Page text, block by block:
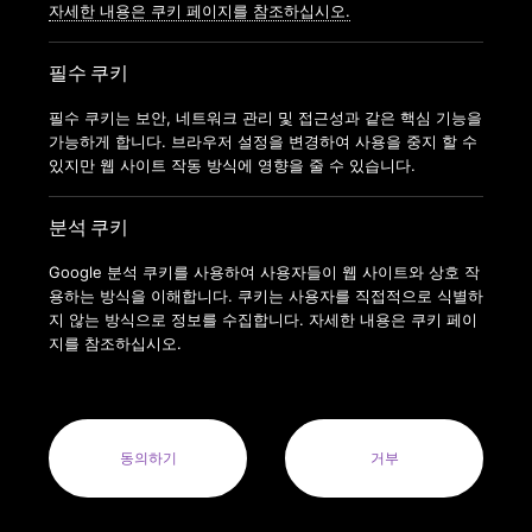
COPYRIGHT © 2022 ANYTIMEFITNESSKOREA ALL RIGHTS
업자번호 : 164-88-01413
사업자명: 주식회사 모던휘트니스코리아(MODERN FITNESS KOREA
CO. LTD.) 대표자: 오혁진
자세한 내용은 쿠키 페이지를 참조하십시오.
필수 쿠키
필수 쿠키는 보안, 네트워크 관리 및 접근성과 같은 핵심 기능을
가능하게 합니다. 브라우저 설정을 변경하여 사용을 중지 할 수
있지만 웹 사이트 작동 방식에 영향을 줄 수 있습니다.
분석 쿠키
Google 분석 쿠키를 사용하여 사용자들이 웹 사이트와 상호 작
용하는 방식을 이해합니다. 쿠키는 사용자를 직접적으로 식별하
지 않는 방식으로 정보를 수집합니다. 자세한 내용은 쿠키 페이
지를 참조하십시오.
동의하기 거부